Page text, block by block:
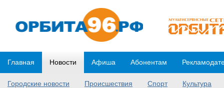
Главная Новости
Городские новости Происшествия Спорт Культура
Афиша Абонентам